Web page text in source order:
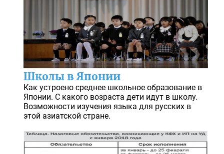
Школы в Японии
Как устроено среднее школьное образование в
Японии. С какого возраста дети идут в школу.
Возможности изучения языка для русских в
этой азиатской стране.